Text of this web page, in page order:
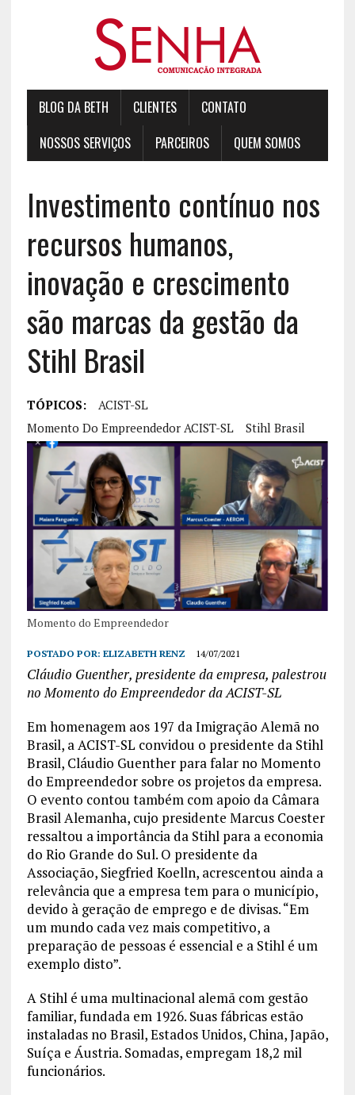
BLOG DA BETH CLIENTES
CONTATO
NOSSOS SERVIÇOS
PARCEIROS QUEM SOMOS
Investimento contínuo nos
recursos humanos,
inovação e crescimento
são marcas da gestão da
Stihl Brasil
TÓPICOS:
ACIST-SL
Momento Do Empreendedor ACIST-SL
Stihl Brasil
Momento do Empreendedor
POSTADO POR: ELIZABETH RENZ 14/07/2021
Cláudio Guenther, presidente da empresa, palestrou
no Momento do Empreendedor da ACIST-SL
Em homenagem aos 197 da Imigração Alemã no
Brasil, a ACIST-SL convidou o presidente da Stihl
Brasil, Cláudio Guenther para falar no Momento
do Empreendedor sobre os projetos da empresa.
O evento contou também com apoio da Câmara
Brasil Alemanha, cujo presidente Marcus Coester
ressaltou a importância da Stihl para a economia
do Rio Grande do Sul. O presidente da
Associação, Siegfried Koelln, acrescentou ainda a
relevância que a empresa tem para o município,
devido à geração de emprego e de divisas. “Em
um mundo cada vez mais competitivo, a
preparação de pessoas é essencial e a Stihl é um
exemplo disto”.
A Stihl é uma multinacional alemã com gestão
familiar, fundada em 1926. Suas fábricas estão
instaladas no Brasil, Estados Unidos, China, Japão,
Suíça e Áustria. Somadas, empregam 18,2 mil
funcionários.